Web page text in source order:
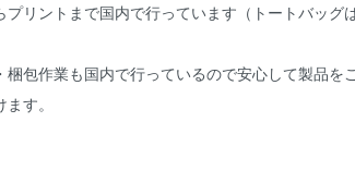
プリントまで国内で行っています（トートバッグ
梱包作業も国内で行っているので安心して製品を
す。